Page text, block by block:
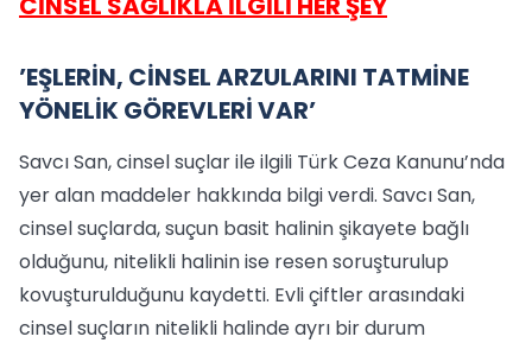
’EŞLERİN, CİNSEL ARZULARINI TATMİNE
YÖNELİK GÖREVLERİ VAR’
Savcı San, cinsel suçlar ile ilgili Türk Ceza Kanunu’nda
yer alan maddeler hakkında bilgi verdi. Savcı San,
cinsel suçlarda, suçun basit halinin şikayete bağlı
olduğunu, nitelikli halinin ise resen soruşturulup
kovuşturulduğunu kaydetti. Evli çiftler arasındaki
cinsel suçların nitelikli halinde ayrı bir durum